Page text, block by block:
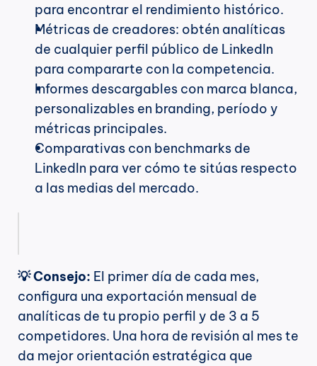
para encontrar el rendimiento histórico.
Métricas de creadores: obtén analíticas
de cualquier perfil público de LinkedIn
para compararte con la competencia.
Informes descargables con marca blanca,
personalizables en branding, período y
métricas principales.
Comparativas con benchmarks de
LinkedIn para ver cómo te sitúas respecto
a las medias del mercado.
💡 Consejo: El primer día de cada mes,
configura una exportación mensual de
analíticas de tu propio perfil y de 3 a 5
competidores. Una hora de revisión al mes te
da mejor orientación estratégica que